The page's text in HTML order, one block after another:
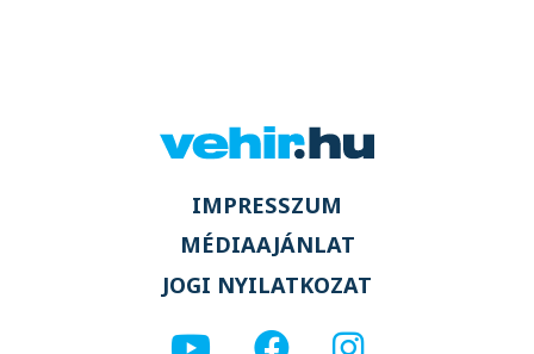
IMPRESSZUM
MÉDIAAJÁNLAT
JOGI NYILATKOZAT